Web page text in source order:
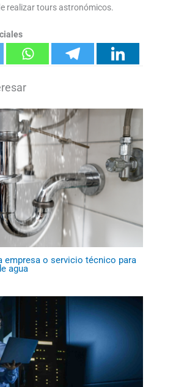
realizar tours astronómicos.
empresa o servicio técnico para
agua